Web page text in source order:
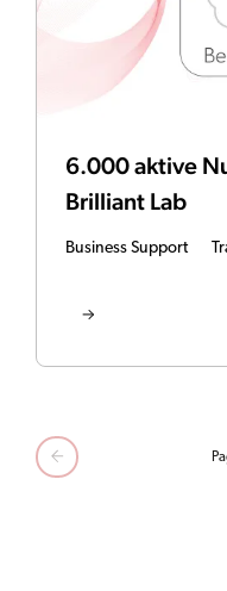
6.000 aktive
Brilliant Lab
Business Support